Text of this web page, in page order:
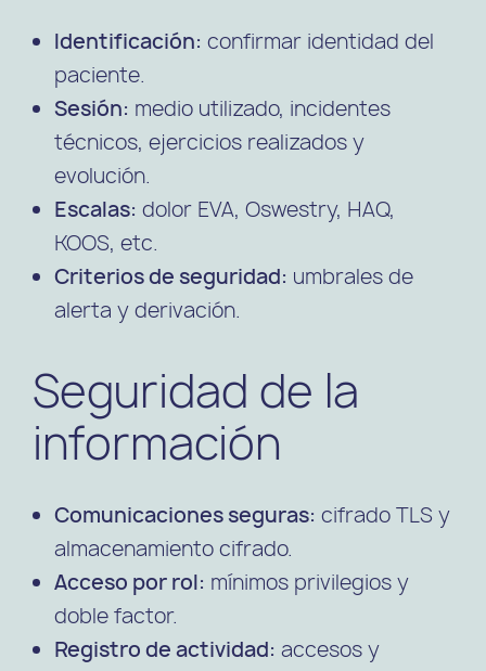
Identificación: confirmar identidad del
paciente.
Sesión: medio utilizado, incidentes
técnicos, ejercicios realizados y
evolución.
Escalas: dolor EVA, Oswestry, HAQ,
KOOS, etc.
Criterios de seguridad: umbrales de
alerta y derivación.
Seguridad de la
información
Comunicaciones seguras: cifrado TLS y
almacenamiento cifrado.
Acceso por rol: mínimos privilegios y
doble factor.
Registro de actividad: accesos y